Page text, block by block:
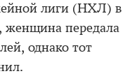
лиги (НХЛ) в
передала
однако тот